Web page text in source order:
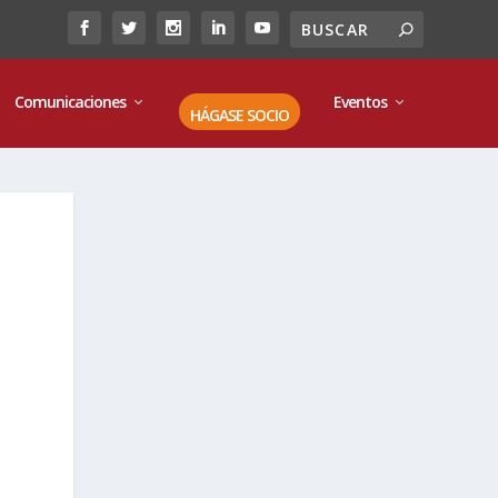
Comunicaciones
HÁGASE SOCIO
Eventos